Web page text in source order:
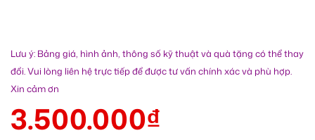
Lưu ý: Bảng giá, hình ảnh, thông số kỹ thuật và quà tặng có thể thay
đổi. Vui lòng liên hệ trực tiếp để được tư vấn chính xác và phù hợp.
Xin cảm ơn
3.500.000₫